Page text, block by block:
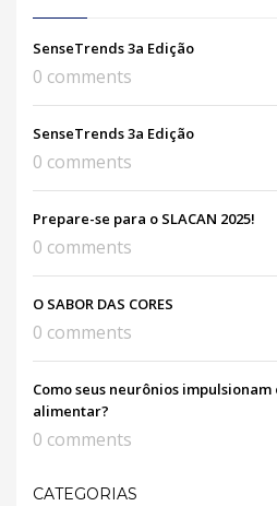
SenseTrends 3a Edição
0 comments
SenseTrends 3a Edição
0 comments
Prepare-se para o SLACAN 2025!
0 comments
O SABOR DAS CORES
0 comments
Como seus neurônios
alimentar?
0 comments
CATEGORIAS